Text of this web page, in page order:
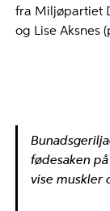
fra Miljøpartiet
og Lise Aksnes
fødesaken
vise muskler